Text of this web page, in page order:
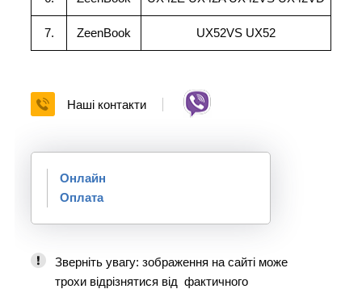
7. ZeenBook UX52VS UX52
Наші контакти
Онлайн
Оплата
Зверніть увагу: зображення на сайті може
трохи відрізнятися від фактичного